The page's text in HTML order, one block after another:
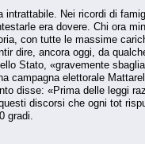
Nei ricordi di
era dovere. Chi ora
con tutte le massime
dire, ancora oggi, da
Stato, «gravemente
elettorale
disse: «Prima delle leggi
discorsi che ogni tot
gradi.